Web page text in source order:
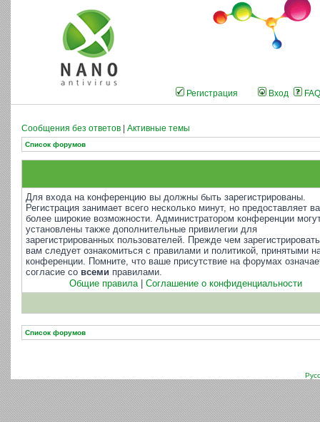
Регистрация Вход FAQ
Сообщения без ответов Активные темы
Список форумов
Для входа на конференцию вы должны быть зарегистрированы.
Регистрация занимает всего несколько минут, но предоставляет
более широкие возможности. Администратором конференции
установлены также дополнительные привилегии для
зарегистрированных пользователей. Прежде чем
вам следует ознакомиться с правилами и политикой, принятыми
конференции. Помните, что ваше присутствие на форумах
согласие со всеми правилами.
Общие правила| Соглашение о конфиденциальности
Список форумов